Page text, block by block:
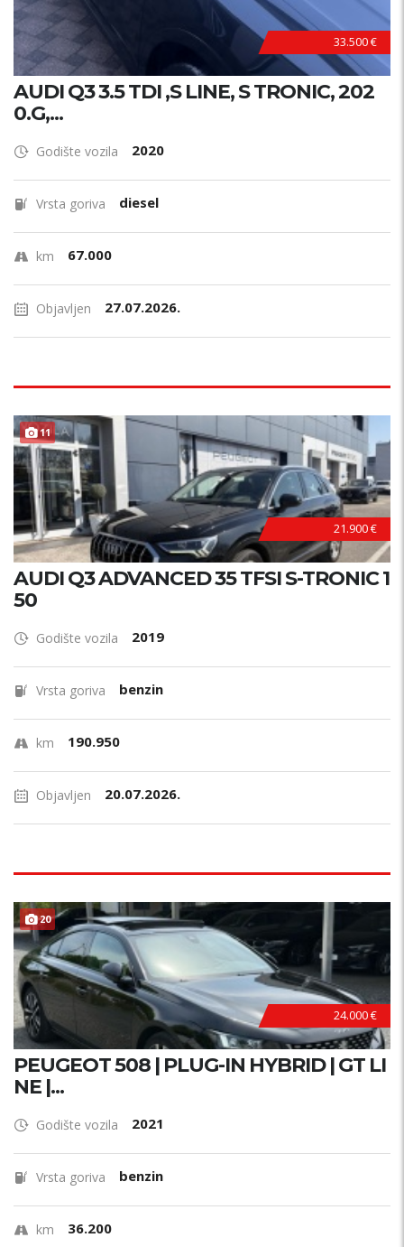
33.500 €
AUDI Q3 3.5 TDI ,S LINE, S TRONIC, 202
0.G,...
Godište vozila 2020
Vrsta goriva diesel
km 67.000
Objavljen 27.07.2026.
11
21.900 €
AUDI Q3 ADVANCED 35 TFSI S-TRONIC 1
50
Godište vozila 2019
Vrsta goriva benzin
km 190.950
Objavljen 20.07.2026.
20
24.000 €
PEUGEOT 508 | PLUG-IN HYBRID | GT LI
NE |...
Godište vozila 2021
Vrsta goriva benzin
km 36.200